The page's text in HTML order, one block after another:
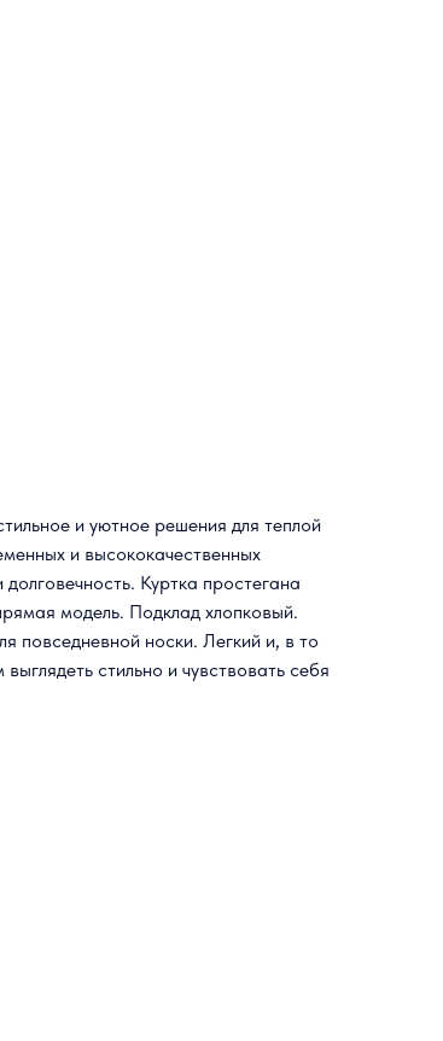
и уютное решения для теплой
и высококачественных
Куртка простегана
модель. Подклад хлопковый.
повседневной носки. Легкий и, в то
стильно и чувствовать себя